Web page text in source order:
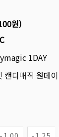
원)
1DAY
캔디매직 원데